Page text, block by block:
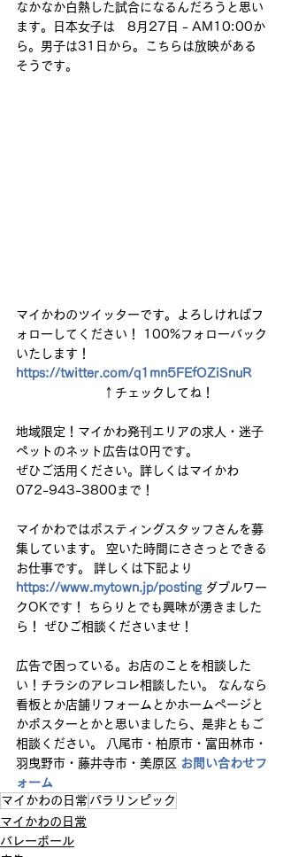
なかなか白熱した試合になるんだろうと思い
ます。日本女子は　8月27日 - AM10:00か
ら。男子は31日から。こちらは放映がある
そうです。
マイかわのツイッターです。よろしければフ
ォローしてください！ 100%フォローバック
いたします！
https://twitter.com/q1mn5FEfOZiSnuR
↑チェックしてね！
地域限定！マイかわ発刊エリアの求人・迷子
ペットのネット広告は0円です。
ぜひご活用ください。詳しくはマイかわ
072-943-3800まで！
マイかわではポスティングスタッフさんを募
集しています。 空いた時間にささっとできる
お仕事です。 詳しくは下記より
https://www.mytown.jp/posting ダブルワー
クOKです！ ちらりとでも興味が湧きました
ら！ ぜひご相談くださいませ！
広告で困っている。お店のことを相談した
い！チラシのアレコレ相談したい。 なんなら
看板とか店舗リフォームとかホームページと
かポスターとかと思いましたら、是非ともご
相談ください。 八尾市・柏原市・富田林市・
羽曳野市・藤井寺市・美原区 お問い合わせフ
ォーム
マイかわの日常 パラリンピック
マイかわの日常
バレーボール